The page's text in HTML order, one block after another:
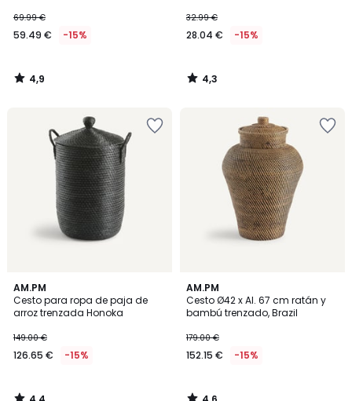
69.99 €
59.49 € -15%
4,9
/
32.99 €
28.04 € -15%
4,3
/
AM.PM
Cesto para ropa de paja de
arroz trenzada Honoka
149.00 €
126.65 € -15%
4,4
/ 5
AM.PM
Cesto Ø42 x Al. 67 cm ratán y
bambú trenzado, Brazil
179.00 €
152.15 € -15%
4,6
/ 5